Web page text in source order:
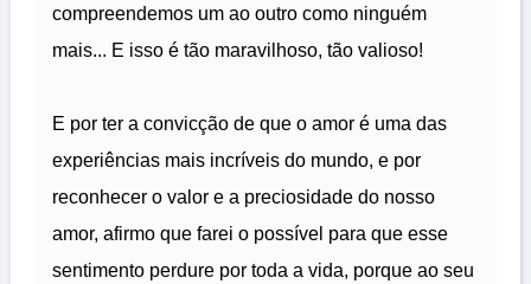
compreendemos um ao outro como ninguém
mais... E isso é tão maravilhoso, tão valioso!
E por ter a convicção de que o amor é uma das
experiências mais incríveis do mundo, e por
reconhecer o valor e a preciosidade do nosso
amor, afirmo que farei o possível para que esse
sentimento perdure por toda a vida, porque ao seu